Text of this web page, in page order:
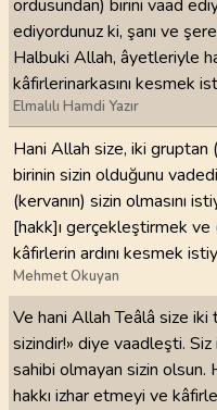
ordusundan) birini vaad
ediyordunuz ki, şanı ve
Halbuki Allah, âyetleriyle
kâfirlerinarkasını kesmek
Elmalılı Hamdi Yazır
Hani Allah size, iki gruptan
birinin sizin olduğunu
(kervanın) sizin olmasını
[hakk]ı gerçekleştirmek
kâfirlerin ardını kesmek
Mehmet Okuyan
Ve hani Allah Teâlâ size iki
sizindir!» diye vaadleşti.
sahibi olmayan sizin
hakkı izhar etmeyi ve